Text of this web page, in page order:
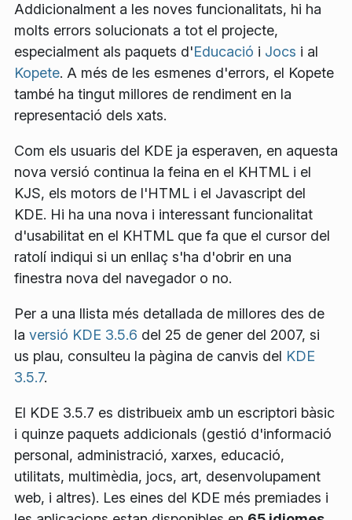
Addicionalment a les noves funcionalitats, hi ha
molts errors solucionats a tot el projecte,
especialment als paquets d'Educació i Jocs i al
Kopete. A més de les esmenes d'errors, el Kopete
també ha tingut millores de rendiment en la
representació dels xats.
Com els usuaris del KDE ja esperaven, en aquesta
nova versió continua la feina en el KHTML i el
KJS, els motors de l'HTML i el Javascript del
KDE. Hi ha una nova i interessant funcionalitat
d'usabilitat en el KHTML que fa que el cursor del
ratolí indiqui si un enllaç s'ha d'obrir en una
finestra nova del navegador o no.
Per a una llista més detallada de millores des de
la versió KDE 3.5.6 del 25 de gener del 2007, si
us plau, consulteu la pàgina de canvis del KDE
3.5.7.
El KDE 3.5.7 es distribueix amb un escriptori bàsic
i quinze paquets addicionals (gestió d'informació
personal, administració, xarxes, educació,
utilitats, multimèdia, jocs, art, desenvolupament
web, i altres). Les eines del KDE més premiades i